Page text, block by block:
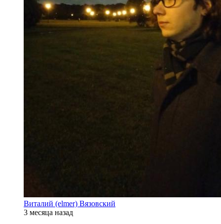
Виталий (elmer) Вязовский
3 месяца назад